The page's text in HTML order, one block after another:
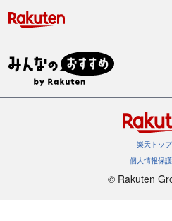
楽天トッ
個人情報保
©︎ Rakuten